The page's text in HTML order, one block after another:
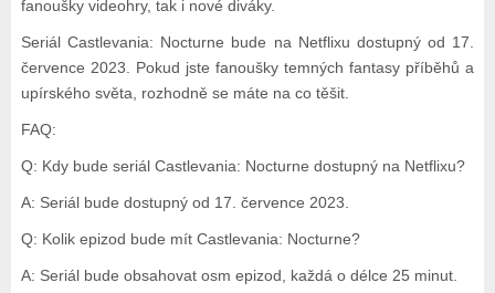
fanoušky videohry, tak i nové diváky.
Seriál Castlevania: Nocturne bude na Netflixu dostupný od 17.
července 2023. Pokud jste fanoušky temných fantasy příběhů a
upírského světa, rozhodně se máte na co těšit.
FAQ:
Q: Kdy bude seriál Castlevania: Nocturne dostupný na Netflixu?
A: Seriál bude dostupný od 17. července 2023.
Q: Kolik epizod bude mít Castlevania: Nocturne?
A: Seriál bude obsahovat osm epizod, každá o délce 25 minut.